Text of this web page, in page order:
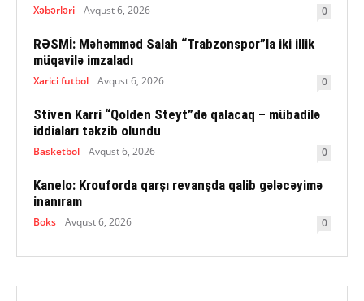
Xəbərləri Avqust 6, 2026 0
RƏSMİ: Məhəmməd Salah “Trabzonspor”la iki illik
müqavilə imzaladı
Xarici futbol Avqust 6, 2026 0
Stiven Karri “Qolden Steyt”də qalacaq – mübadilə
iddiaları təkzib olundu
Basketbol Avqust 6, 2026 0
Kanelo: Krouforda qarşı revanşda qalib gələcəyimə
inanıram
Boks Avqust 6, 2026 0